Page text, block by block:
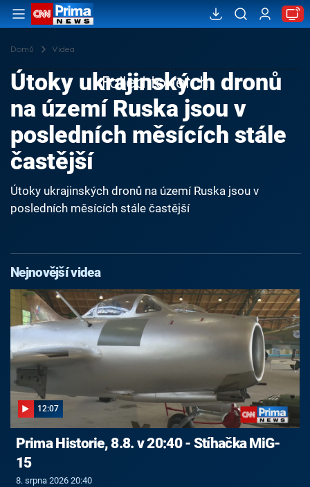
Domů Videa
Failed to fetch
Útoky ukrajinských dronů
na území Ruska jsou v
posledních měsících stále
častější
Útoky ukrajinských dronů na území Ruska jsou v
posledních měsících stále častější
Nejnovější videa
12:07
Prima Historie, 8.8. v 20:40 - Stíhačka MiG-
15
8. srpna 2026 20:40